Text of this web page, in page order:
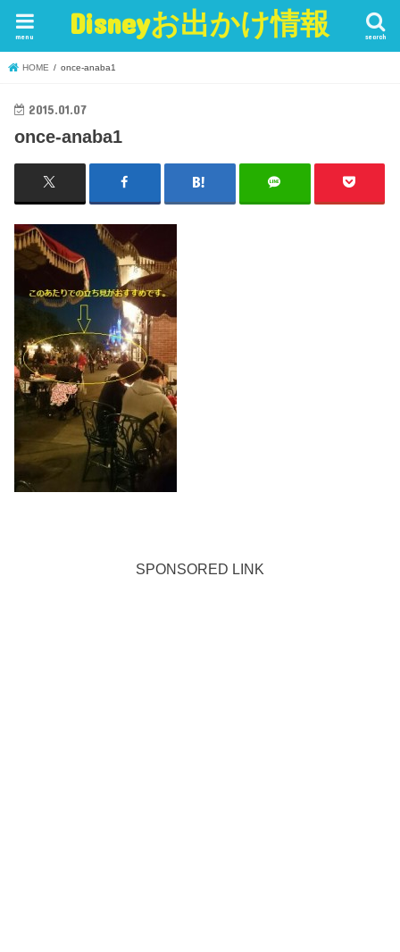
Disneyお出かけ情報 search
menu
HOME once-anaba1
2015.01.07
once-anaba1
SPONSORED LINK